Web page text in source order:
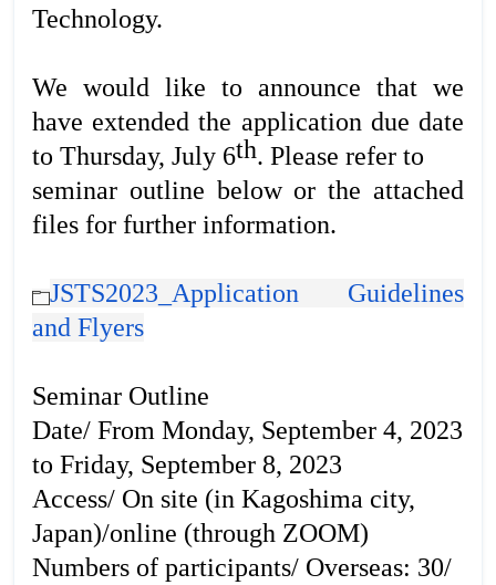
Technology.
We would like to announce that we
have extended the application due date
to Thursday, July 6th. Please refer to
seminar outline below or the attached
files for further information.
JSTS2023_Application Guidelines
and Flyers
Seminar Outline
Date/ From Monday, September 4, 2023
to Friday, September 8, 2023
Access/ On site (in Kagoshima city,
Japan)/online (through ZOOM)
Numbers of participants/ Overseas: 30/